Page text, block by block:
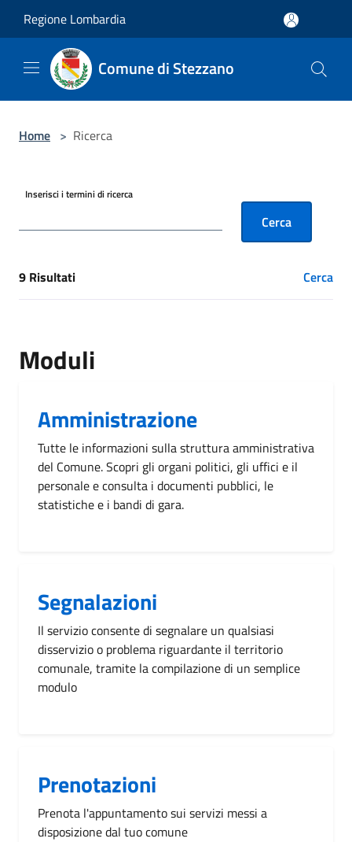
Regione Lombardia
Comune di Stezzano
Home > Ricerca
Inserisci i termini di ricerca
Cerca
[results] Risultati
9 Risultati Cerca
Moduli
Amministrazione
Tutte le informazioni sulla struttura amministrativa
del Comune. Scopri gli organi politici, gli uffici e il
personale e consulta i documenti pubblici, le
statistiche e i bandi di gara.
Segnalazioni
Il servizio consente di segnalare un qualsiasi
disservizio o problema riguardante il territorio
comunale, tramite la compilazione di un semplice
modulo
Prenotazioni
Prenota l'appuntamento sui servizi messi a
disposizione dal tuo comune